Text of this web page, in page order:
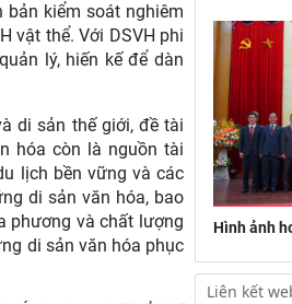
kiểm soát nghiêm
vật thể. Với DSVH phi
lý, hiến kế để dàn
di sản thế giới, đề tài
hóa còn là nguồn tài
lịch bền vững và các
di sản văn hóa, bao
phương và chất lượng
di sản văn hóa phục
với Iran
kinh tế vĩ
Lý thuyết
phương
phát triển
Đoàn công
và Châu
phố Hồ Chí
văn hóa Lê
thời đại”
Hình ảnh